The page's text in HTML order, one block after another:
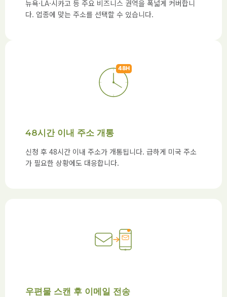
뉴욕·LA·시카고 등 주요 비즈니스 권역을 폭넓게 커버합니
다. 업종에 맞는 주소를 선택할 수 있습니다.
48시간 이내 주소 개통
신청 후 48시간 이내 주소가 개통됩니다. 급하게 미국 주소
가 필요한 상황에도 대응합니다.
우편물 스캔 후 이메일 전송